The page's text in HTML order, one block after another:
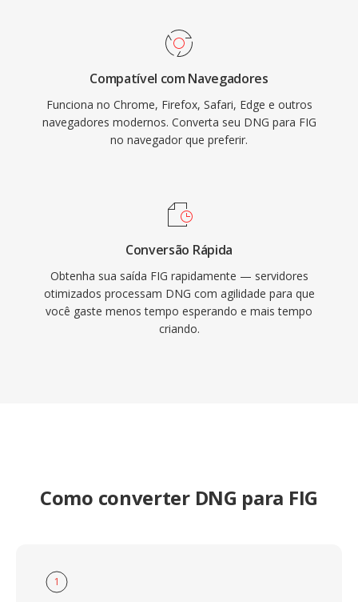
Compatível com Navegadores
Funciona no Chrome, Firefox, Safari, Edge e outros
navegadores modernos. Converta seu DNG para FIG
no navegador que preferir.
Conversão Rápida
Obtenha sua saída FIG rapidamente — servidores
otimizados processam DNG com agilidade para que
você gaste menos tempo esperando e mais tempo
criando.
Como converter DNG para FIG
1